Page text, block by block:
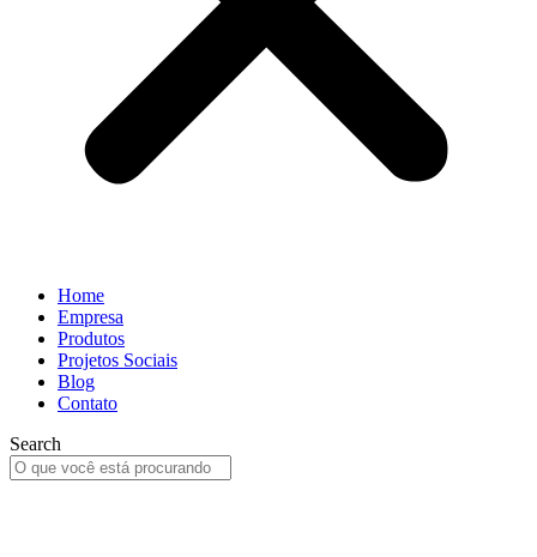
Home
Empresa
Produtos
Projetos Sociais
Blog
Contato
Search